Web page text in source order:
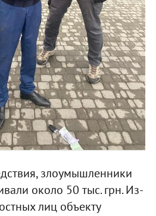
злоумышленники
около 50 тыс. грн. Из-
лиц объекту